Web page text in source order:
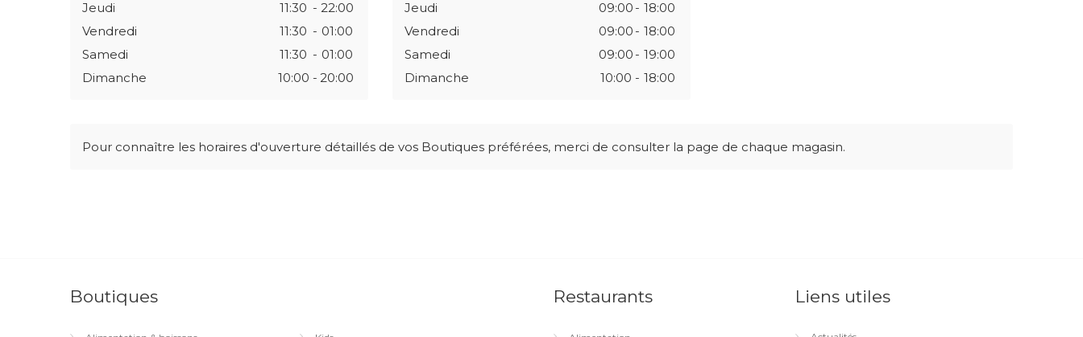
Jeudi
11:30 - 22:00
Vendredi
11:30 - 01:00
Samedi
11:30 - 01:00
Dimanche
10:00 - 20:00
Jeudi
09:00 - 18:00
Vendredi
09:00 - 18:00
Samedi
09:00 - 19:00
Dimanche
10:00 - 18:00
Pour connaître les horaires d'ouverture détaillés de vos Boutiques préférées, merci de consulter la page de chaque magasin.
Boutiques Restaurants Liens utiles